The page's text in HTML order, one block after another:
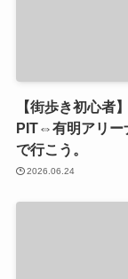
【街歩き初心者
PIT⇔有明アリー
で行こう。
2026.06.24